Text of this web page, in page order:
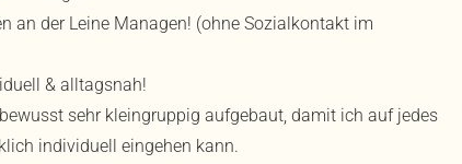
an der Leine Managen! (ohne Sozialkontakt im
& alltagsnah!
sehr kleingruppig aufgebaut, damit ich auf jedes
individuell eingehen kann.